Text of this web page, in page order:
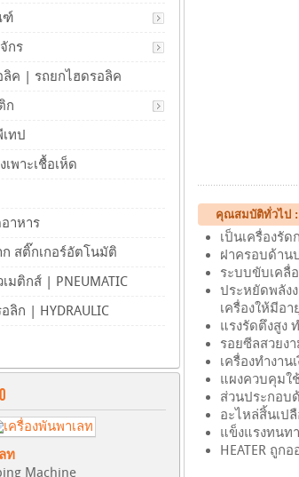
คุณสมบัติทั่วไป ::
เป็นเครื่องรั
ฝาครอบด้าน
ระบบขับเคลื่
ประหยัดพลัง
เครื่องให้มีอ
แรงรัดตึงสูง
รอยซีลสวยง
เครื่องทำงา
แผงควบคุมใ
ส่วนประกอบ
อะไหล่สิ้นเป
แข็งแรงทนท
HEATER ถู
ฑ์
กร
ลิค | รถยกไฮดรอลิค
ก
ทป
เพาะเชื้อเห็ด
าหาร
ก สติ๊กเกอร์อัตโนมัติ
ติกส์ | PNEUMATIC
ก | HYDRAULIC
ท
Machine